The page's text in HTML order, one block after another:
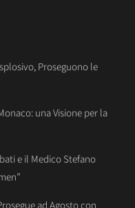
Proseguono le
una Visione per la
e il Medico Stefano
ad Agosto con